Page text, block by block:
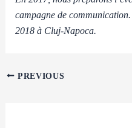
campagne de
2018 à Cluj-Napoca.
PREVIOUS